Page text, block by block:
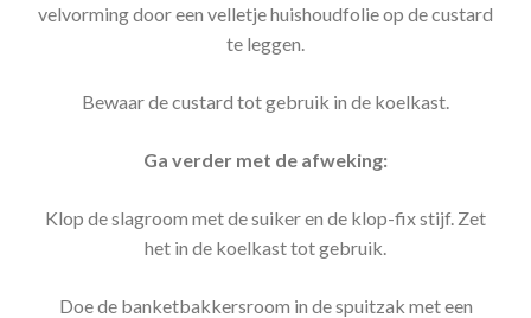
velvorming door een velletje huishoudfolie op de custard
te leggen.
Bewaar de custard tot gebruik in de koelkast.
Ga verder met de afweking:
Klop de slagroom met de suiker en de klop-fix stijf. Zet
het in de koelkast tot gebruik.
Doe de banketbakkersroom in de spuitzak met een